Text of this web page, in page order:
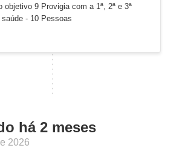
objetivo 9 Provigia com a 1ª, 2ª e 3ª
- 10 Pessoas
há 2 meses
2026